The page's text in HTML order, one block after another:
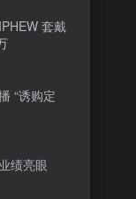
套戴
“诱购定
绩亮眼